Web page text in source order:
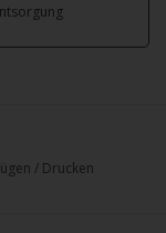
/ Drucken